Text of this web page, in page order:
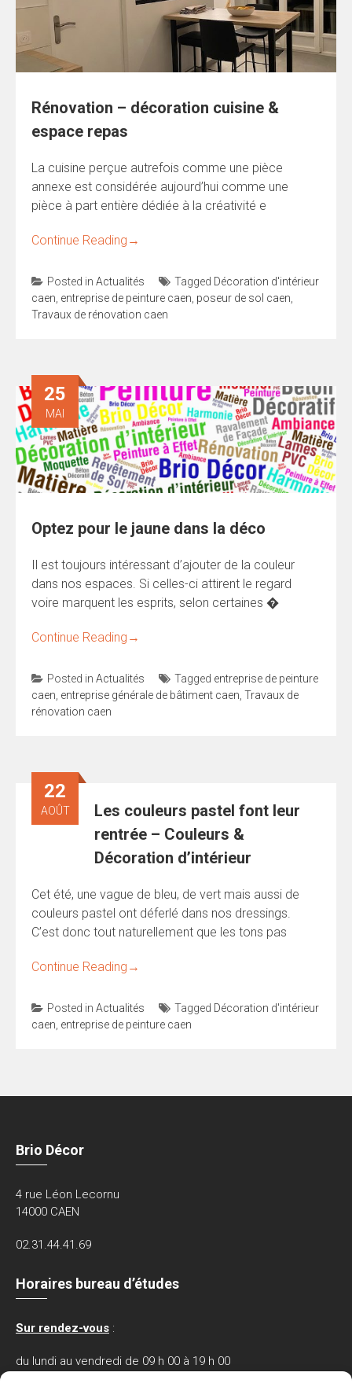
Rénovation – décoration cuisine &
espace repas
La cuisine perçue autrefois comme une pièce
annexe est considérée aujourd’hui comme une
pièce à part entière dédiée à la créativité e
Continue Reading →
Posted in Actualités Tagged Décoration d'intérieur
caen, entreprise de peinture caen, poseur de sol caen,
Travaux de rénovation caen
25
MAI
Optez pour le jaune dans la déco
Il est toujours intéressant d’ajouter de la couleur
dans nos espaces. Si celles-ci attirent le regard
voire marquent les esprits, selon certaines �
Continue Reading →
Posted in Actualités Tagged entreprise de peinture
caen, entreprise générale de bâtiment caen, Travaux de
rénovation caen
22
AOÛT
Les couleurs pastel font leur
rentrée – Couleurs &
Décoration d’intérieur
Cet été, une vague de bleu, de vert mais aussi de
couleurs pastel ont déferlé dans nos dressings.
C’est donc tout naturellement que les tons pas
Continue Reading →
Posted in Actualités Tagged Décoration d'intérieur
caen, entreprise de peinture caen
Brio Décor
4 rue Léon Lecornu
14000 CAEN
02.31.44.41.69
Horaires bureau d’études
Sur rendez-vous :
du lundi au vendredi de 09 h 00 à 19 h 00